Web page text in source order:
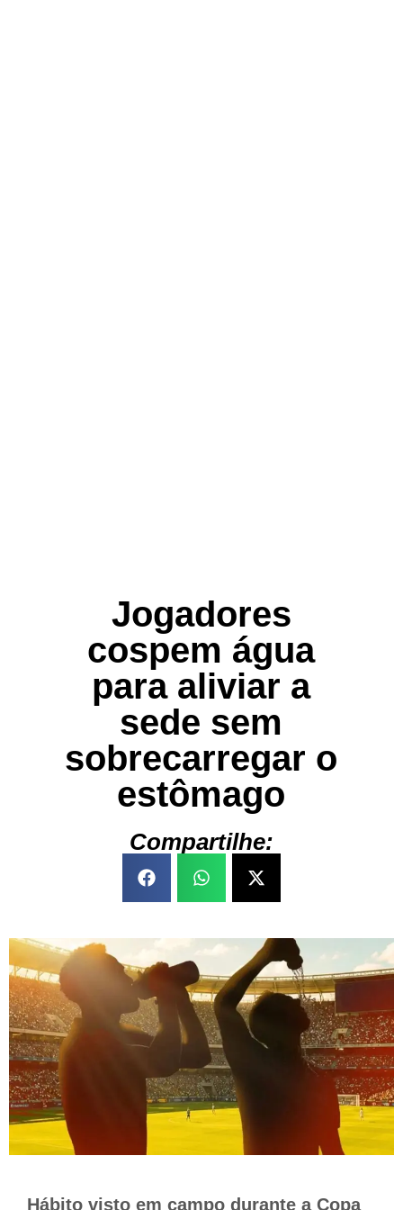
Jogadores
cospem água
para aliviar a
sede sem
sobrecarregar o
estômago
Compartilhe:
Hábito visto em campo durante a Copa